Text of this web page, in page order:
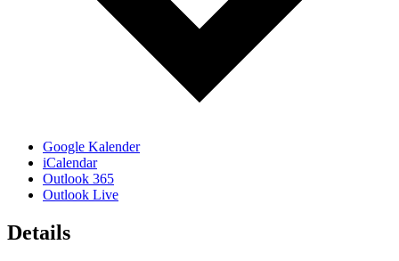
Google Kalender
iCalendar
Outlook 365
Outlook Live
Details